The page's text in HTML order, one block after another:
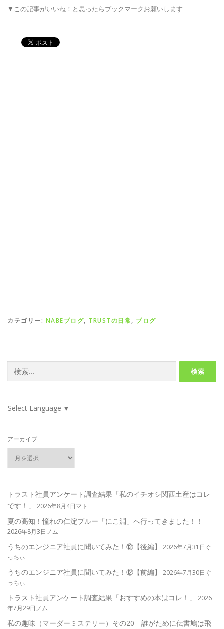
▼この記事がいいね！と思ったらブックマークお願いします
カテゴリー: NABEブログ, TRUSTの日常, ブログ
索:
Select Language ▼
アーカイブ
トラスト社員アンケート調査結果「私のイチオシ関西土産はコレ
です！」
2026年8月4日マト
夏の高知！憧れの仁淀ブルー「にこ淵」へ行ってきました！！
2026年8月3日ノム
うちのエンジニア社員に聞いてみた！⑫【後編】
2026年7月31日ぐ
っちぃ
うちのエンジニア社員に聞いてみた！⑫【前編】
2026年7月30日ぐ
っちぃ
トラスト社員アンケート調査結果「おすすめの本はコレ！」
2026
年7月29日ノム
私の趣味（マーダーミステリー）その20 誰がために伝書鳩は飛